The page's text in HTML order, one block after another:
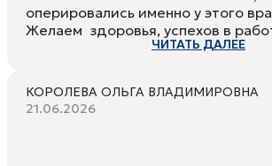
оперировались именно у этого
Желаем здоровья, успехов в
ЧИТАТЬ ДАЛЕЕ
КОРОЛЕВА ОЛЬГА ВЛАДИМИРОВНА
21.06.2026